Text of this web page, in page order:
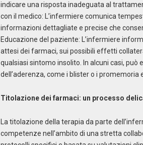
indicare una risposta inadeguata al
con il medico: L’infermiere comunica
informazioni dettagliate e precise che
Educazione del paziente: L’infermiere
attesi dei farmaci, sui possibili effetti
qualsiasi sintomo insolito. In alcuni casi,
dell’aderenza, come i blister o i promemoria
Titolazione dei farmaci: un processo
La titolazione della terapia da parte
competenze nell’ambito di una stretta